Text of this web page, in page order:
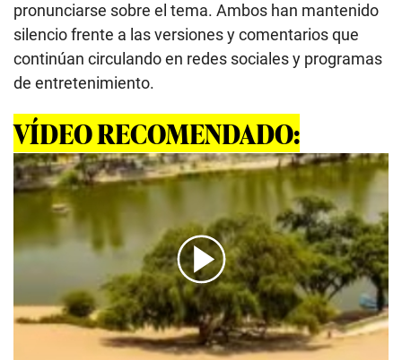
pronunciarse sobre el tema. Ambos han mantenido
silencio frente a las versiones y comentarios que
continúan circulando en redes sociales y programas
de entretenimiento.
VÍDEO RECOMENDADO:
00:00/01:00